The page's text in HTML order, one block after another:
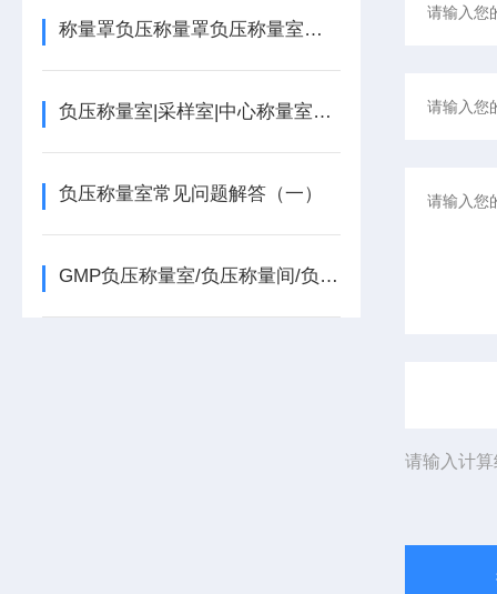
称量罩负压称量罩负压称量室净化等级
负压称量室|采样室|中心称量室几大部件组成说明参数
负压称量室常见问题解答（一）​
GMP负压称量室/负压称量间/负压称量罩
请输入计